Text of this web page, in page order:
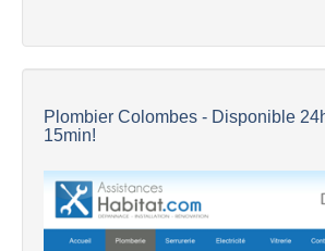
Plombier Colombes - Disponible
15min!